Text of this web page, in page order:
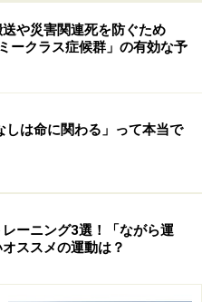
飲み物を飲む
や災害関連死を防ぐため
ークラス症候群」の有効な予
しは命に関わる」って本当で
ーニング3選！「ながら運
ススメの運動は？